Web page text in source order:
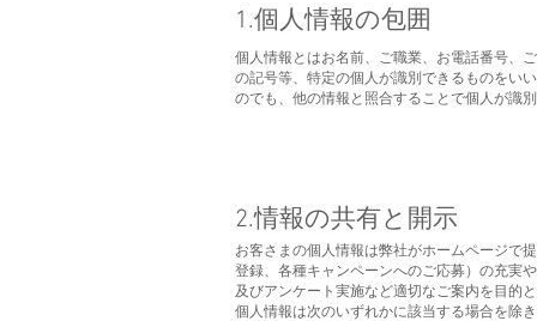
​1.個人情報の包囲
個人情報とはお名前、ご職業、お電話番号、
の記号等、特定の個人が識別できるものをい
のでも、他の情報と照合することで個人が識
​2.情報の共有と開示
お客さまの個人情報は弊社がホームページで
登録、各種キャンペーンへのご応募）の充実
及びアンケート実施など適切なご案内を目的
個人情報は次のいずれかに該当する場合を除